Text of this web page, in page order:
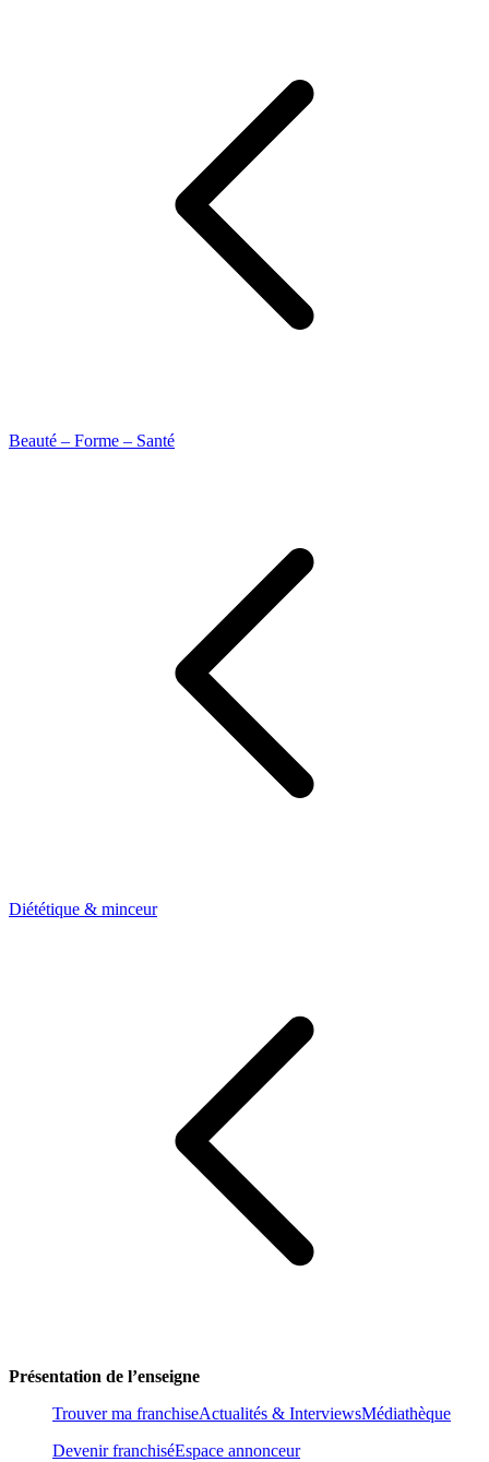
Beauté – Forme – Santé
Diététique & minceur
Présentation de l’enseigne
Trouver ma franchiseActualités & InterviewsMédiathèque
Devenir franchiséEspace annonceur